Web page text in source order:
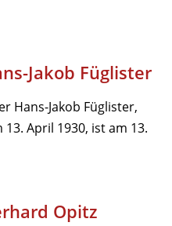
Jakob Füglister
Hans-Jakob Füglister,
April 1930, ist am 13.
Opitz